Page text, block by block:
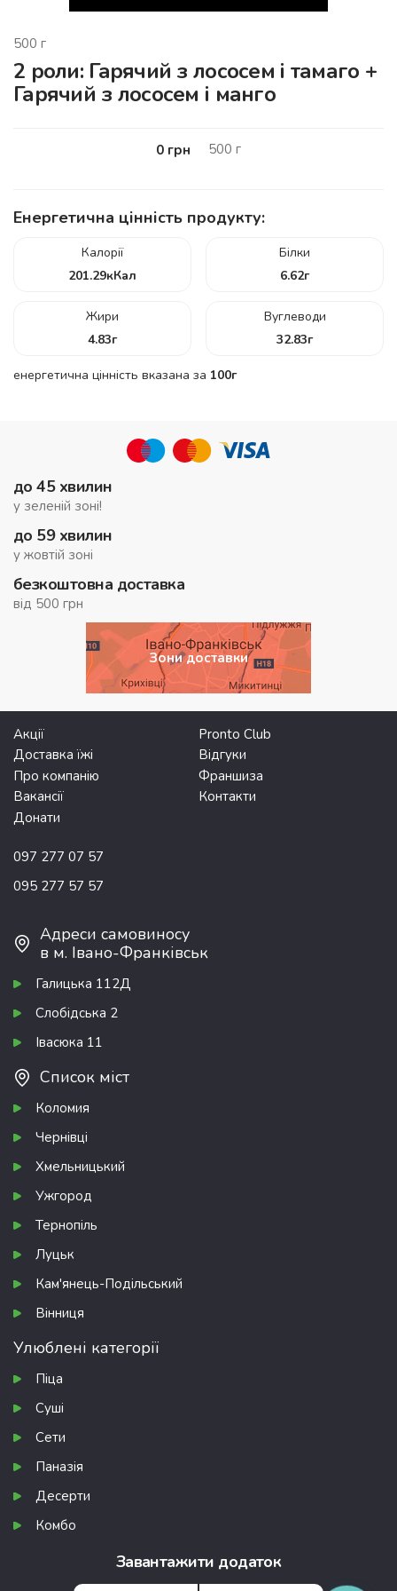
500 г
2 роли: Гарячий з лососем і тамаго +
Гарячий з лососем і манго
0 грн 500 г
Енергетична цінність продукту:
Калорії
201.29кКал
Білки
6.62г
Жири
4.83г
Вуглеводи
32.83г
енергетична цінність вказана за 100г
до 45 хвилин
у зеленій зоні!
до 59 хвилин
у жовтій зоні
безкоштовна доставка
від 500 грн
Зони доставки
Акції
Pronto Club
Доставка їжі
Відгуки
Про компанію
Франшиза
Вакансії
Контакти
Донати
097 277 07 57
095 277 57 57
Адреси самовиносу
в м. Івано-Франківськ
Галицька 112Д
Слобідська 2
Івасюка 11
Список міст
Коломия
Чернівці
Хмельницький
Ужгород
Тернопіль
Луцьк
Кам'янець-Подільський
Вінниця
Улюблені категорії
Піца
Суші
Сети
Паназія
Десерти
Комбо
Завантажити додаток